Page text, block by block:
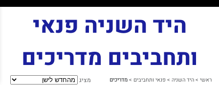
היד השניה פנאי
ותחביבים מדריכים
ראשי >היד השניה > פנאי ותחביבים >מדריכים מציג